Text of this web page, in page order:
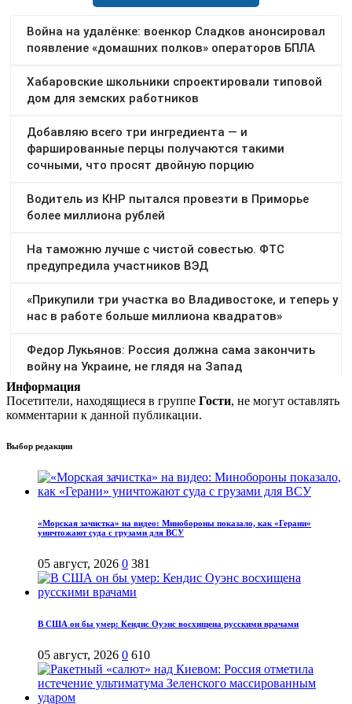
Информация
Посетители, находящиеся в группе Гости, не могут оставлять
комментарии к данной публикации.
Выбор редакции
«Морская зачистка» на видео: Минобороны показало, как «Герани»
уничтожают суда с грузами для ВСУ
05 август, 2026 0 381
В США он бы умер: Кендис Оуэнс восхищена русскими врачами
05 август, 2026 0 610